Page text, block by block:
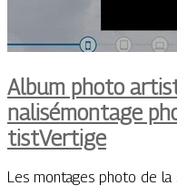
Album photo
na­lisémontage
tistVertige
Les montages photo de la